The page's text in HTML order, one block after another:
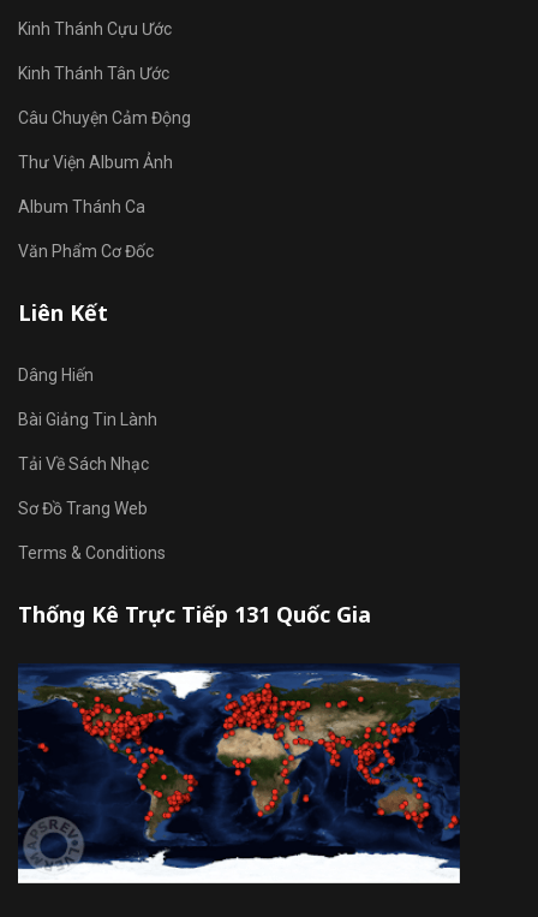
Kinh Thánh Cựu Ước
Kinh Thánh Tân Ước
Câu Chuyện Cảm Động
Thư Viện Album Ảnh
Album Thánh Ca
Văn Phẩm Cơ Đốc
Liên Kết
Dâng Hiến
Bài Giảng Tin Lành
Tải Về Sách Nhạc
Sơ Đồ Trang Web
Terms & Conditions
Thống Kê Trực Tiếp 131 Quốc Gia